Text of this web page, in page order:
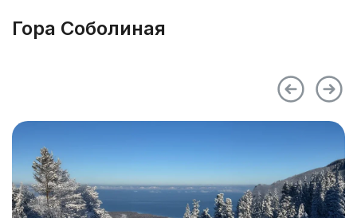
Super sale
Условия аренды
О компании
Гора Соболиная